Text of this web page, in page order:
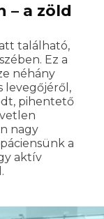
– a zöld
található,
Ez a
néhány
levegőjéről,
pihentető
nagy
a
aktív